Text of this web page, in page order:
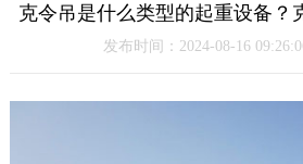
克令吊是什么类型的起重设备？
发布时间：2024-08-16